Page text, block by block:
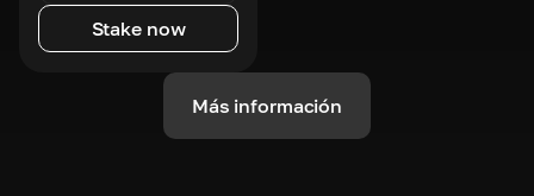
Stake now
Más información